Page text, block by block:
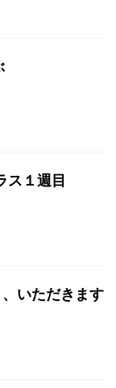
１週目
いただきます